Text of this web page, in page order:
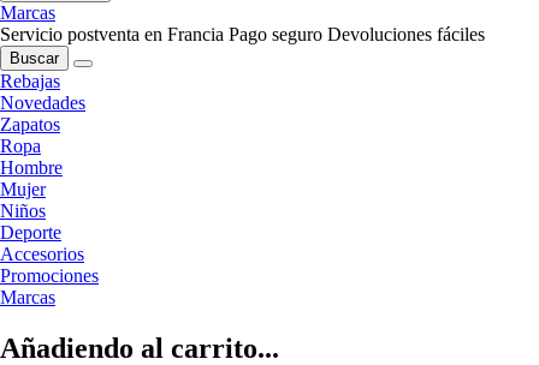
Marcas
Servicio postventa en Francia Pago seguro Devoluciones fáciles
Buscar
Rebajas
Novedades
Zapatos
Ropa
Hombre
Mujer
Niños
Deporte
Accesorios
Promociones
Marcas
Añadiendo al carrito...